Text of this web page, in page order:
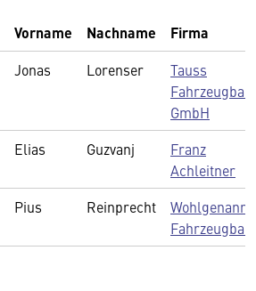
Vorname Nachname Firma
Jonas Lorenser
Tauss
Fahrzeugbau
GmbH
Elias Guzvanj
Franz
Achleitner
Pius Reinprecht
Wohlgenannt
Fahrzeugbau